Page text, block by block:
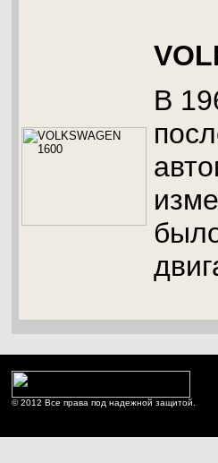
В
© 2012 Все права под надежной защитой.